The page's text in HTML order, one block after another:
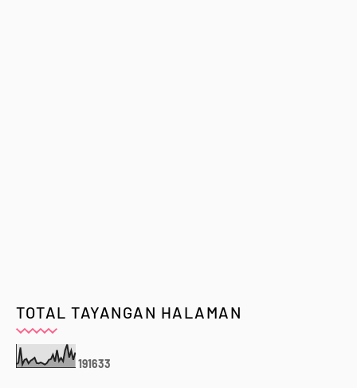
TOTAL TAYANGAN HALAMAN
191633